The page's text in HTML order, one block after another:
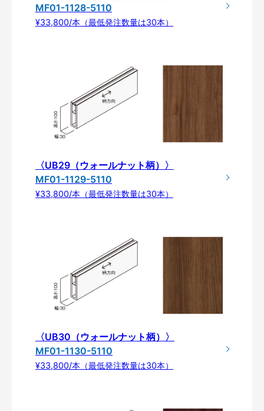
MF01-1128-5110
¥33,800/本（最低発注数量は30本）
〈UB29（ウォールナット柄）〉
MF01-1129-5110
¥33,800/本（最低発注数量は30本）
〈UB30（ウォールナット柄）〉
MF01-1130-5110
¥33,800/本（最低発注数量は30本）